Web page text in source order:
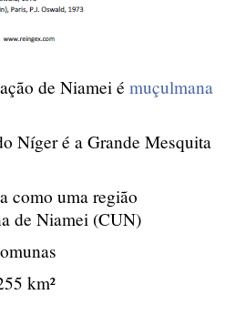
de Niamei é muçulmana
Níger é a Grande Mesquita
como uma região
de Niamei (CUN)
km²